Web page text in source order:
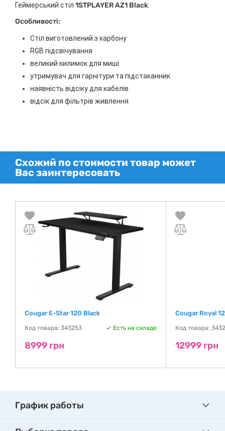
Геймерський стіл 1STPLAYER AZ1 Black
Особливості:
Стіл виготовлений з карбону
RGB підсвічування
великий килимок для миші
утримувач для гарнітури та підстаканник
наявність відсіку для кабелів
відсік для фільтрів живлення
Схожий по стоимости товар может
Вас заинтересовать
Cougar E-Star 120 Black
Код товара: 343253 Есть на складе
8999 грн
Cougar Royal
Код товара:
12999 грн
График работы